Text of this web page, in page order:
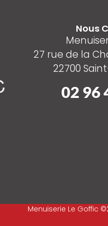
Nous
27 rue de la
22700
02 96
Menuiserie Le Goffic